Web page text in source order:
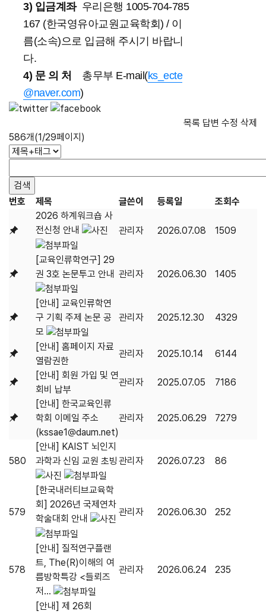
3) 입금계좌 우리은행 1005-704-785
167 (한국영유아교원교육학회 ) / 이
름(소속)으로 입금해 주시기 바랍니
다.
4) 문 의 처
총무부 E-mail(ks_ecte
@naver.com)
목록 답변 수정 삭제
586개(1/29페이지)
번호 제목 글쓴이 등록일
조회수
2026 하계워크숍 사
전신청 안내
관리자 2026.07.08 1509
[교육인류학연구] 29
권 3호 논문투고 안내 관리자 2026.06.30 1405
[안내] 교육인류학연
구 기획 주제 논문 공
모
관리자 2025.12.30 4329
[안내] 홈페이지 자료
열람권한
관리자 2025.10.14
6144
[안내] 회원 가입 및 연
회비 납부
관리자 2025.07.05
7186
[안내] 한국교육인류
학회 이메일 주소
(kssae1@daum.net)
관리자 2025.06.29 7279
580
[안내] KAIST 뇌인지
과학과 신임 교원 초빙 관리자 2026.07.23 86
579
[한국내러티브교육학
회] 2026년 국제연차
학술대회 안내
관리자 2026.06.30 252
578
[안내] 질적연구플랜
트, The(R)이해의 여
름방학특강 <들뢰즈
저...
관리자 2026.06.24 235
[안내] 제 26회